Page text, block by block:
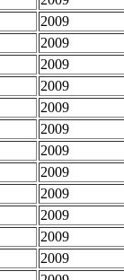
2009
2009
2009
2009
2009
2009
2009
2009
2009
2009
2009
2009